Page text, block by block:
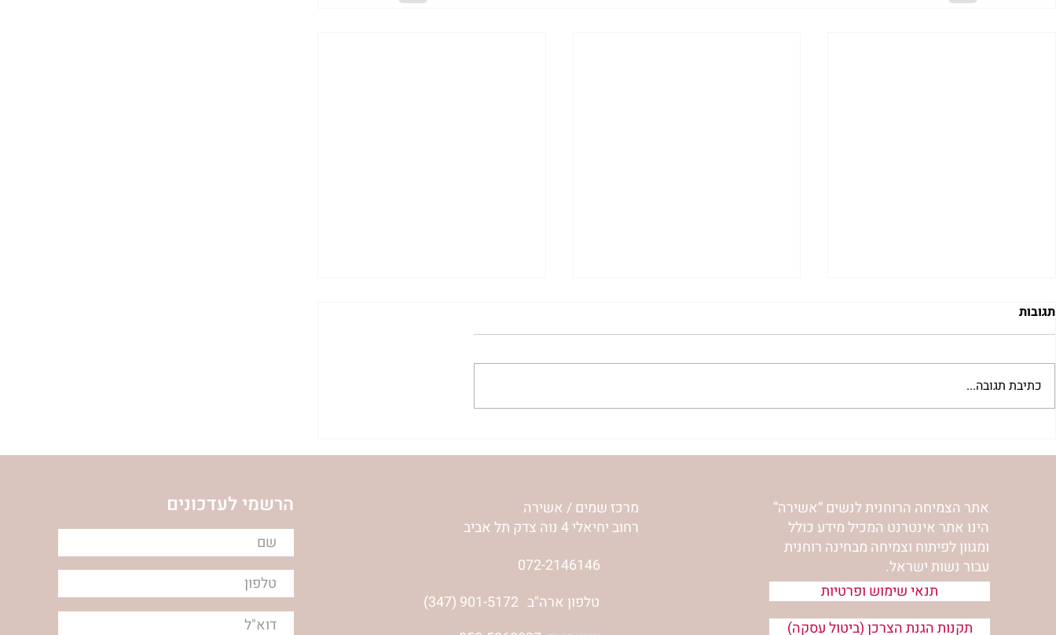
וינשטיין
אפרת בזק
לפרשת שלח | רחל וינשטיין
תגובות
כתיבת תגובה...
הרשמי לעדכונים
מרכז שמים / אשירה
רחוב יחיאלי 4 נוה צדק תל אביב
072-2146146
(347) 901-5172 טלפון ארה"ב
אתר הצמיחה הרוחנית לנשים “אשירה”
הינו אתר אינטרנט המכיל מידע כולל
ומגוון לפיתוח וצמיחה מבחינה רוחנית
עבור נשות ישראל.
תנאי שימוש ופרטיות
תקנות הגנת הצרכן (ביטול עסקה)